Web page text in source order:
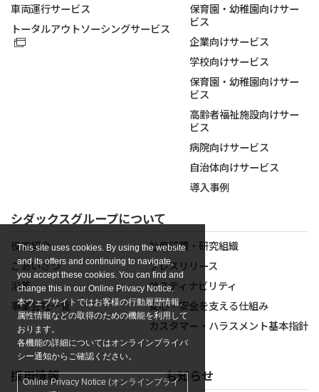
This site uses cookies. By using the website
and its offers and continuing to navigate,
you accept these cookies. You can find and
change this in our Online Privacy Notice.
本ウェブサイトではお客様の行動履歴情報、
属性情報などの取得のための機能を利用して
おります。
各機能の詳細についてはオンラインプライバ
シー通知からご確認ください。
Online Privacy Notice (オンラインプライ
車両運行サービス
トータルアウトソーシングサービス
保育園・幼稚園向けサー
ビス
企業向けサービス
学校向けサービス
保育園・幼稚園向けサー
ビス
高齢者福祉施設向けサー
ビス
病院向けサービス
自治体向けサービス
導入事例
シダックスグループについて
役員紹介
ごあいさつ
沿革
事業会社一覧
社員研鑽・研究組織
プレスリリース
サスティナビリティ
安心・安全を支える仕組み
カスタマー・ハラスメント基本指針
採用情報 お知らせ